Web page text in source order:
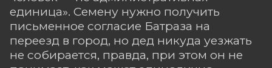
единица». Семену нужно получить
письменное согласие Батраза на
переезд в город, но дед никуда уезжать
не собирается, правда, при этом он не